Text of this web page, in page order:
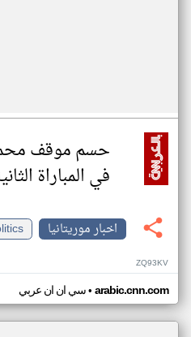
حسم موقف
في المباراة
اخبار موريتانيا
ZQ93KV
سي ان ان عربي• arabic.cnn.com